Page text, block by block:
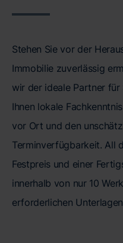
Stehen Sie vor der
Immobilie zuverlässig
wir der ideale Partner für
Ihnen lokale
vor Ort und den
Terminverfügbarkeit. All
Festpreis und einer
innerhalb von nur 10
erforderlichen